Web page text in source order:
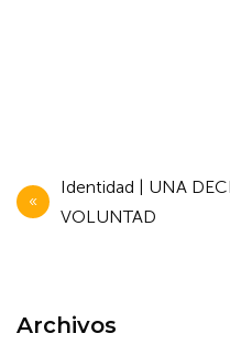
Navegación
de
Identidad | UNA
VOLUNTAD
Archivos